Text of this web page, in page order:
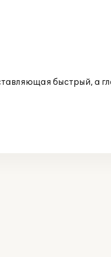
быстрый, а